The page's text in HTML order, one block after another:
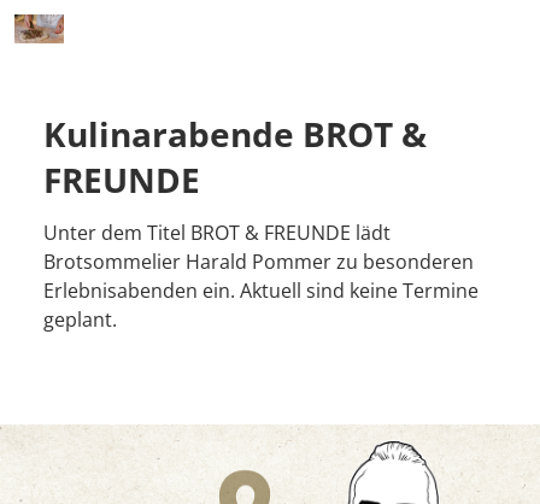
Kulinarabende BROT &
FREUNDE
Unter dem Titel BROT & FREUNDE lädt
Brotsommelier Harald Pommer zu besonderen
Erlebnisabenden ein. Aktuell sind keine Termine
geplant.